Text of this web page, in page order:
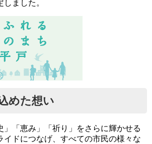
ました。
めた想い
」「恵み」「祈り」をさらに輝かせる
イドにつなげ、すべての市民の様々な